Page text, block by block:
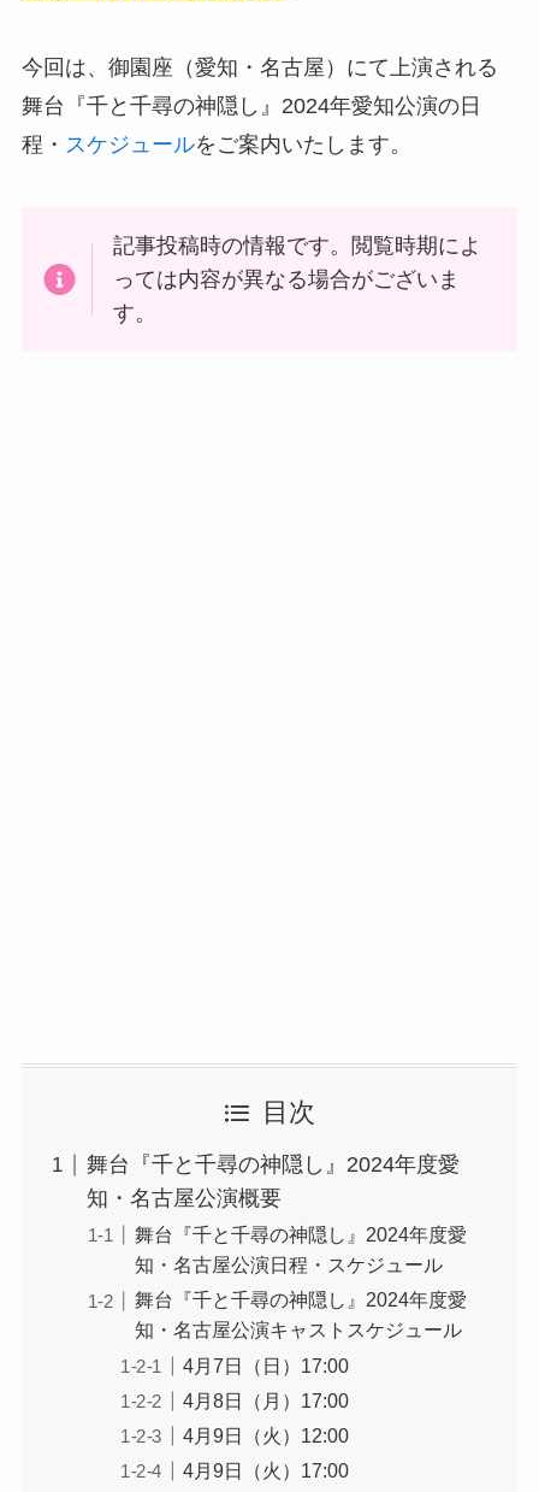
今回は、御園座（愛知・名古屋）にて上演される
舞台『千と千尋の神隠し』2024年愛知公演の日
程・ スケジュールをご案内いたします。
記事投稿時の情報です。閲覧時期によ
っては内容が異なる場合がございま
す。
目次
舞台『千と千尋の神隠し』2024年度愛
知・名古屋公演概要
舞台『千と千尋の神隠し』2024年度愛
知・名古屋公演日程・スケジュール
舞台『千と千尋の神隠し』2024年度愛
知・名古屋公演キャストスケジュール
4月7日（日）17:00
4月8日（月）17:00
4月9日（火）12:00
4月9日（火）17:00